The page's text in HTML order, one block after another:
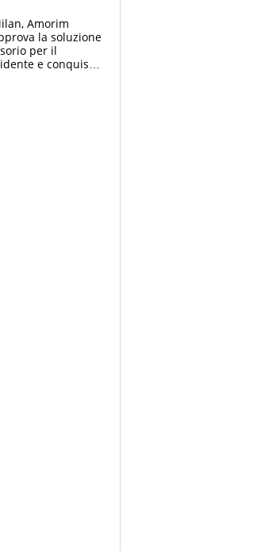
Amorim
la soluzione
per il
e conquista